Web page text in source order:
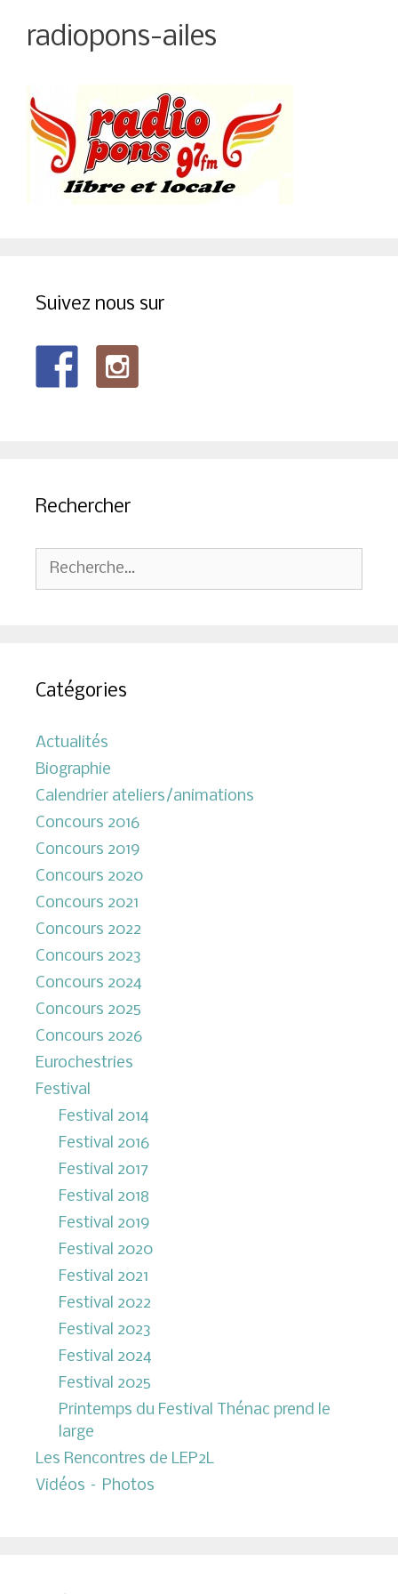
radiopons-ailes
Suivez nous sur
Rechercher
Rechercher :
Catégories
Actualités
Biographie
Calendrier ateliers/animations
Concours 2016
Concours 2019
Concours 2020
Concours 2021
Concours 2022
Concours 2023
Concours 2024
Concours 2025
Concours 2026
Eurochestries
Festival
Festival 2014
Festival 2016
Festival 2017
Festival 2018
Festival 2019
Festival 2020
Festival 2021
Festival 2022
Festival 2023
Festival 2024
Festival 2025
Printemps du Festival Thénac prend le
large
Les Rencontres de LEP2L
Vidéos – Photos